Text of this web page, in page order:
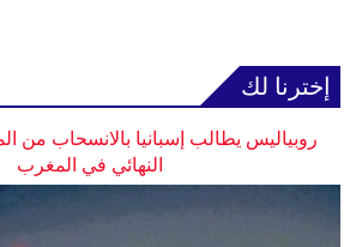
إخترنا لك
روبياليس يطالب إسبانيا بالانسحاب من
النهائي في المغرب